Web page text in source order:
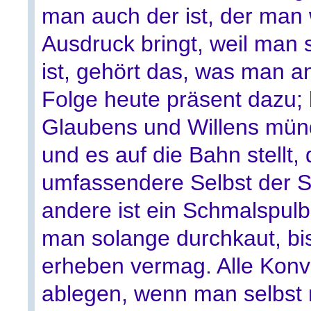
man auch der ist, der
Ausdruck bringt, weil man
ist, gehört das, was man
Folge heute präsent
Glaubens und Willens
und es auf die Bahn stellt,
umfassendere Selbst der
andere ist ein
man solange durchkaut,
erheben vermag. Alle
ablegen, wenn man